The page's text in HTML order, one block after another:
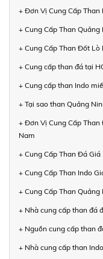
+ Đơn Vị Cung Cấp Than
+ Cung Cấp Than Quảng
+ Cung Cấp Than Đốt Lò
+ Cung cấp than đá tại
+ Cung cấp than Indo
+ Tại sao than Quảng
+ Đơn Vị Cung Cấp
Nam
+ Cung Cấp Than Đá
+ Cung Cấp Than Indo
+ Cung Cấp Than Quảng
+ Nhà cung cấp than đá
+ Nguồn cung cấp than
+ Nhà cung cấp than